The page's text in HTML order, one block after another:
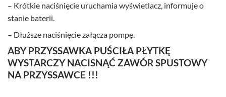
– Krótkie naciśnięcie uruchamia wyświetlacz, informuje o
stanie baterii.
– Dłuższe naciśnięcie załącza pompę.
ABY PRZYSSAWKA PUŚCIŁA PŁYTKĘ
WYSTARCZY NACISNĄĆ ZAWÓR SPUSTOWY
NA PRZYSSAWCE !!!